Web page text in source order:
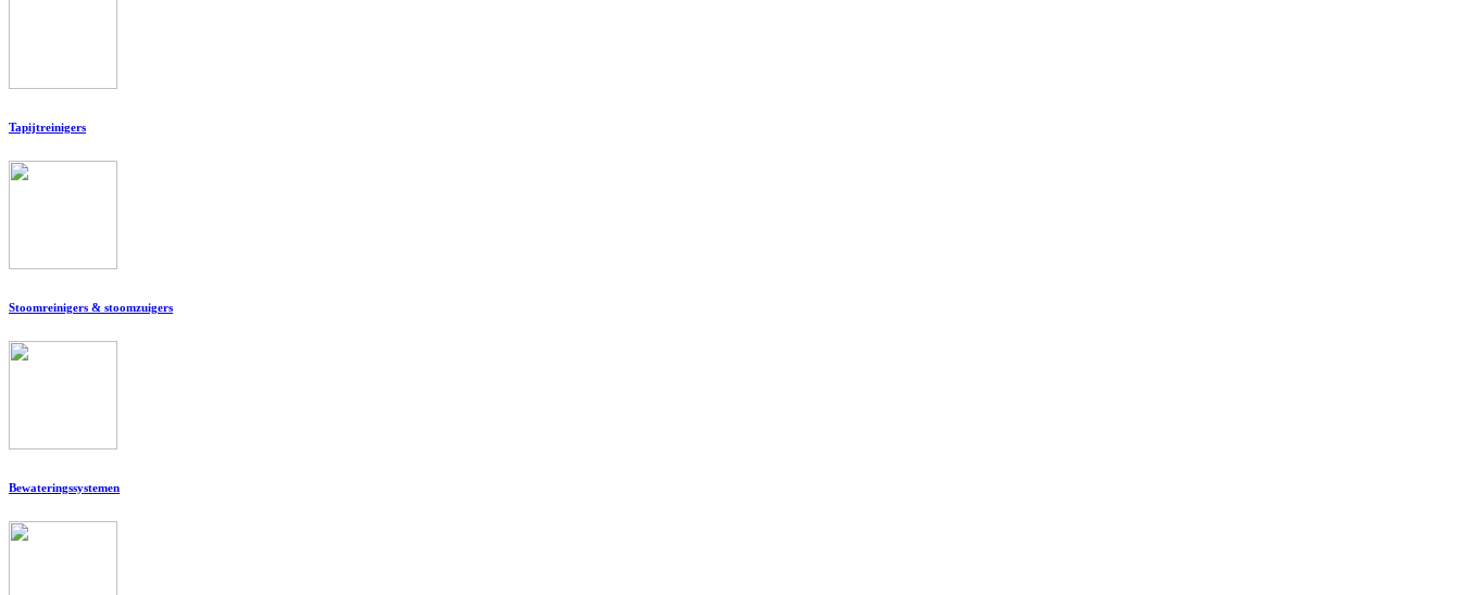
Tapijtreinigers
Stoomreinigers & stoomzuigers
Bewateringssystemen